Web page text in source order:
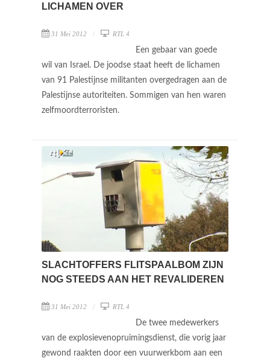
LICHAMEN OVER
31 Mei 2012 RTL 4
Een gebaar van goede
wil van Israel. De joodse staat heeft de lichamen
van 91 Palestijnse militanten overgedragen aan de
Palestijnse autoriteiten. Sommigen van hen waren
zelfmoordterroristen.
SLACHTOFFERS FLITSPAALBOM ZIJN
NOG STEEDS AAN HET REVALIDEREN
31 Mei 2012 RTL 4
De twee medewerkers
van de explosievenopruimingsdienst, die vorig jaar
gewond raakten door een vuurwerkbom aan een